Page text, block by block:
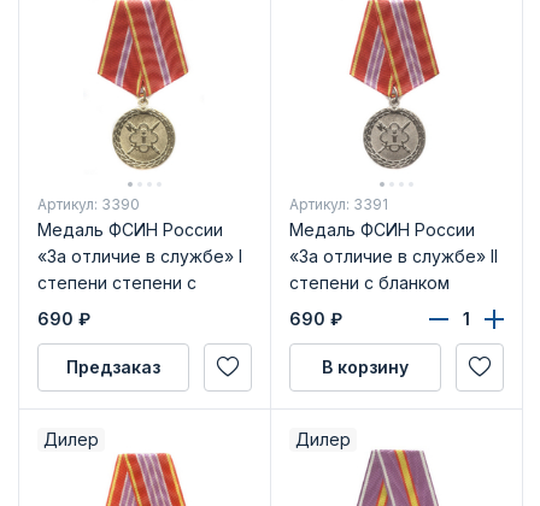
Артикул: 3390
Медаль ФСИН России
«За отличие в службе» I
степени степени с
бланком удостоверения
690 ₽
Предзаказ
Артикул: 3391
Медаль ФСИН России
«За отличие в службе» II
степени с бланком
удостоверения
690 ₽
В корзину
Дилер Дилер